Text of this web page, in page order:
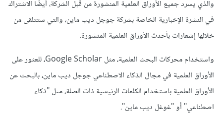
والذي يسرد جميع الأوراق العلمية المنشورة من قبل الشركة، أيضًا الاشتراك
في النشرة الإخبارية الخاصة بشركة جوجل ديب ماين، والتي ستتلقى من
خلالها إشعارات بأحدث الأوراق العلمية المنشورة.
واستخدام محركات البحث العلمية، مثل Google Scholar، للعثور على
الأوراق العلمية في مجال الذكاء الاصطناعي جوجل ديب ماين، بالبحث عن
الأوراق العلمية باستخدام الكلمات الرئيسية ذات الصلة، مثل "ذكاء
اصطناعي" أو "غوغل ديب ماين".